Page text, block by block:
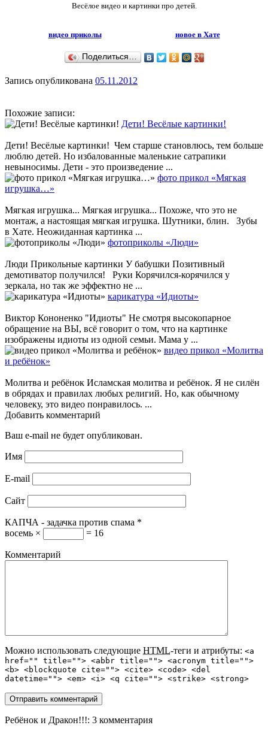
Весёлое видео и картинки про детей.
видео приколы новое в Хате
Поделиться…
Запись опубликована 05.11.2012
Похожие записи:
Дети! Весёлые картинки!
Дети! Весёлые картинки! Чем старше становлюсь, тем больше
люблю детей. Но избалованные маленькие сатрапики
невыносимы. Дети - это произведение ...
фото прикол «Мягкая
игрушка…»
Мягкая игрушка... Мягкая игрушка... Похоже, что это не
монтаж, а настоящая мягкая игрушка. Шутники, блин. Зубы
в Хате. Неожиданная картинка ...
фотоприколы «Люди»
Люди Прикольные картинки У бабушки Позитивный
демотиватор получился! Руки Корячился-корячился у
зеркала, но так же эффектно не ...
карикатура «Идиоты»
Виктор Кононенко "Идиоты" Не смотря высокопарное
обращение на ВЫ, всё говорит о том, что на картинке
изображены идиоты из одной семьи. Мама у ...
видео прикол «Молитва
и ребёнок»
Молитва и ребёнок Исламская молитва и ребёнок. Я не силён
в обрядах и правилах любых религий. Но, как обычному
человеку, это видео понравилось. ...
Добавить комментарий
Ваш e-mail не будет опубликован.
Имя
E-mail
Сайт
КАПЧА - задачка против спама *
восемь ×
= 16
Комментарий
Можно использовать следующие HTML-теги и атрибуты: <a
href="" title=""> <abbr title=""> <acronym title="">
<b> <blockquote cite=""> <cite> <code> <del
datetime=""> <em> <i> <q cite=""> <strike> <strong>
Ребёнок и Дракон!!!: 3 комментария